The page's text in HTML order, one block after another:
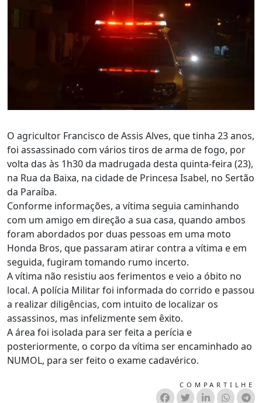
O agricultor Francisco de Assis Alves, que tinha 23 anos,
foi assassinado com vários tiros de arma de fogo, por
volta das às 1h30 da madrugada desta quinta-feira (23),
na Rua da Baixa, na cidade de Princesa Isabel, no Sertão
da Paraíba.
Conforme informações, a vítima seguia caminhando
com um amigo em direção a sua casa, quando ambos
foram abordados por duas pessoas em uma moto
Honda Bros, que passaram atirar contra a vítima e em
seguida, fugiram tomando rumo incerto.
A vítima não resistiu aos ferimentos e veio a óbito no
local. A polícia Militar foi informada do corrido e passou
a realizar diligências, com intuito de localizar os
assassinos, mas infelizmente sem êxito.
A área foi isolada para ser feita a perícia e
posteriormente, o corpo da vítima ser encaminhado ao
NUMOL, para ser feito o exame cadavérico.
COMPARTILHE